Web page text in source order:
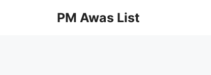
PM Awas List